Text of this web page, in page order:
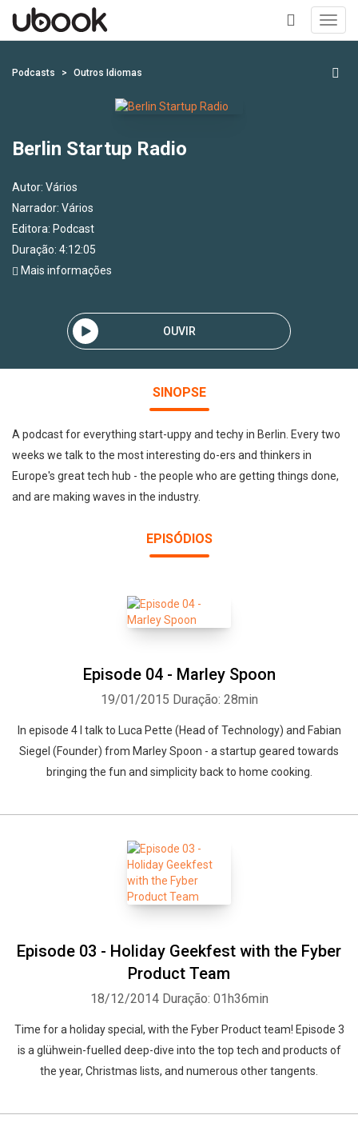
+
Podcasts Outros Idiomas
Berlin Startup Radio
Autor: Vários
Narrador: Vários
Editora: Podcast
Duração: 4:12:05
Mais informações
OUVIR
SINOPSE
A podcast for everything start-uppy and techy in Berlin. Every two
weeks we talk to the most interesting do-ers and thinkers in
Europe's great tech hub - the people who are getting things done,
and are making waves in the industry.
EPISÓDIOS
Episode 04 - Marley Spoon
19/01/2015 Duração: 28min
In episode 4 I talk to Luca Pette (Head of Technology) and Fabian
Siegel (Founder) from Marley Spoon - a startup geared towards
bringing the fun and simplicity back to home cooking.
Episode 03 - Holiday Geekfest with the Fyber
Product Team
18/12/2014 Duração: 01h36min
Time for a holiday special, with the Fyber Product team! Episode 3
is a glühwein-fuelled deep-dive into the top tech and products of
the year, Christmas lists, and numerous other tangents.